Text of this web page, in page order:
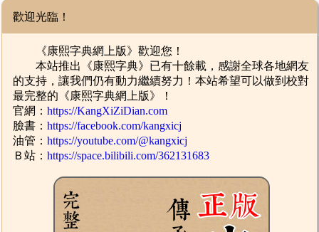
歡迎光臨！
《康熙字典網上版》歡迎您！
本站推出《康熙字典》已有十餘載，感謝全球各地網友
的支持，讓我們仍有動力繼續努力！本站希望可以做到校對
最完整的《康熙字典網上版》！
官網：https://KangXiZiDian.com
臉書：https://facebook.com/kangxicj
油管：https://youtube.com/@kangxicj
Ｂ站：https://space.bilibili.com/362131683